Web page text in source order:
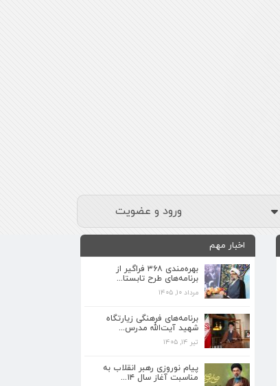
ورود و عضویت
اخبار مهم
بهره‌مندی ۳۶۸ فراگیر از
برنامه‌های طرح تابستا...
مرداد ۱۰, ۱۴۰۵
برنامه‌های فرهنگی زیارتگاه
شهید آیت‌الله مدرس...
تیر ۱۴, ۱۴۰۵
پیام نوروزی رهبر انقلاب به
مناسبت آغاز سال ۱۴...
برنامه‌های فرهنگی زیارتگاه شهید آیت‌الله
تیر ۱۴, ۱۴۰۵
پیام نوروزی رهبر انقلاب به مناسبت آغاز
فروردین ۱۸, ۱۴۰۵